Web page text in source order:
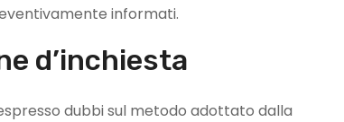
informati.
d’inchiesta
dubbi sul metodo adottato dalla